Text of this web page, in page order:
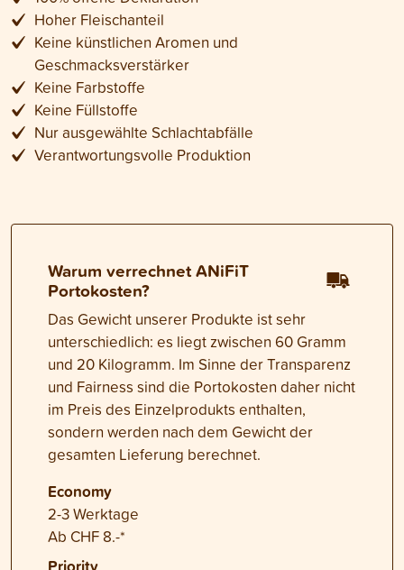
Hoher Fleischanteil
Keine künstlichen Aromen und
Geschmacksverstärker
Keine Farbstoffe
Keine Füllstoffe
Nur ausgewählte Schlachtabfälle
Verantwortungsvolle Produktion
Warum verrechnet ANiFiT
Portokosten?
Das Gewicht unserer Produkte ist sehr
unterschiedlich: es liegt zwischen 60 Gramm
und 20 Kilogramm. Im Sinne der Transparenz
und Fairness sind die Portokosten daher nicht
im Preis des Einzelprodukts enthalten,
sondern werden nach dem Gewicht der
gesamten Lieferung berechnet.
Economy
2-3 Werktage
Ab CHF 8.-*